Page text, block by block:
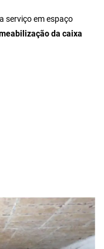
serviço em espaço
da caixa